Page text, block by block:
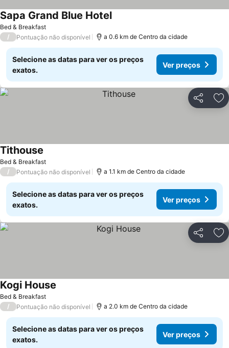
Bed & Breakfast
Sapa Grand Blue Hotel
/ Pontuação não disponível a 0.6 km de Centro da cidade
Selecione as datas para ver os preços
exatos.
Ver preços
Partilhar
Bed & Breakfast
Tithouse
/ Pontuação não disponível a 1.1 km de Centro da cidade
Selecione as datas para ver os preços
exatos.
Ver preços
Partilhar
Bed & Breakfast
Kogi House
/ Pontuação não disponível a 2.0 km de Centro da cidade
Selecione as datas para ver os preços
exatos.
Ver preços